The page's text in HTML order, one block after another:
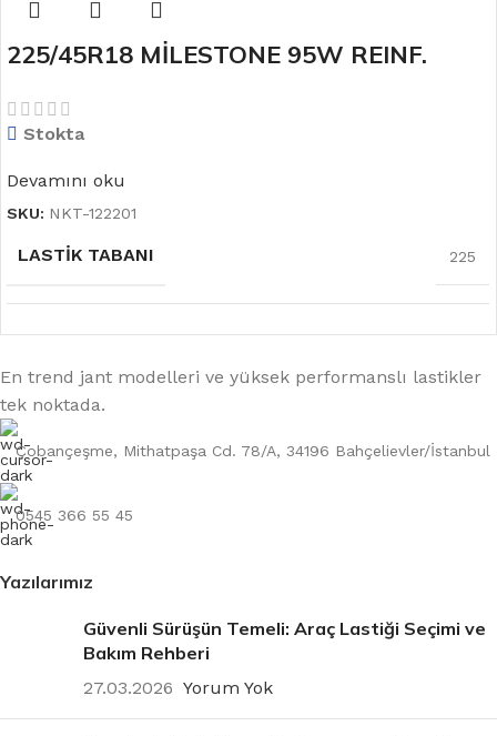
MEVSIM
225/45R18 MİLESTONE 95W REINF.
Stokta
Devamını oku
SKU: NKT-122201
LASTIK TABANI 225
MEVSIM YAZ
JANT ÖLÇÜSÜ
En trend jant modelleri ve yüksek performanslı lastikler
tek noktada.
Çobançeşme, Mithatpaşa Cd. 78/A, 34196 Bahçelievler/İstanbul
0545 366 55 45
Yazılarımız
Güvenli Sürüşün Temeli: Araç Lastiği Seçimi ve
Bakım Rehberi
27.03.2026 Yorum Yok